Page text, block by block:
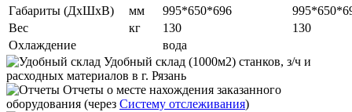
Габариты (ДхШхВ)
мм 995*650*696
Вес
кг 130
130
Охлаждение
вода
Удобный склад (1000м2) станков, з/ч и
расходных материалов в г. Рязань
Отчеты о месте нахождения заказанного
оборудования (через Систему отслеживания)